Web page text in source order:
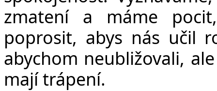
zmatení a máme
poprosit, abys nás učil
abychom neubližovali,
mají trápení.